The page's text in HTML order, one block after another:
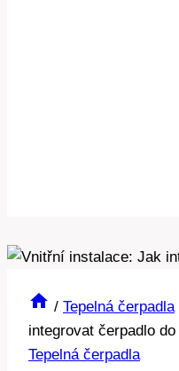
/ Tepelná čerpadla
integrovat čerpadlo
Tepelná čerpadla